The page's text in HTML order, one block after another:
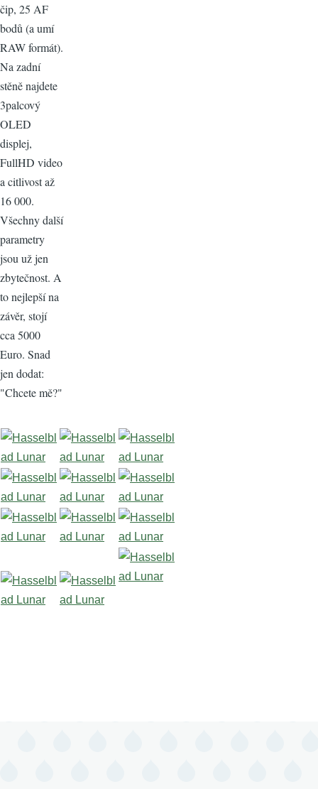
čip, 25 AF
bodů (a umí
RAW formát).
Na zadní
stěně najdete
3palcový
OLED
displej,
FullHD video
a citlivost až
16 000.
Všechny další
parametry
jsou už jen
zbytečnost. A
to nejlepší na
závěr, stojí
cca 5000
Euro. Snad
jen dodat:
"Chcete mě?"